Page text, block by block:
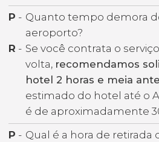
P - Quanto tempo demora
aeroporto?
R - Se você contrata o
volta, recomendamos
hotel 2 horas e meia
estimado do hotel até o
é de aproximadamente
P - Qual é a hora de retirada